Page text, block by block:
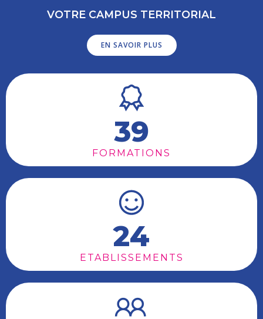
VOTRE CAMPUS TERRITORIAL
EN SAVOIR PLUS
39
FORMATIONS
24
ETABLISSEMENTS